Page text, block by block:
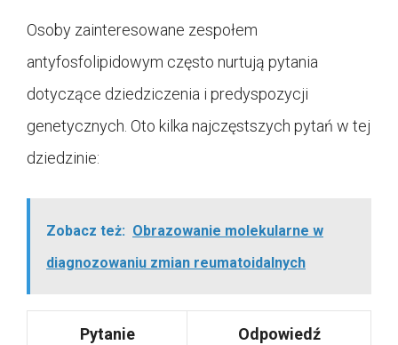
Osoby zainteresowane zespołem
antyfosfolipidowym często nurtują pytania
dotyczące dziedziczenia i predyspozycji
genetycznych. Oto kilka najczęstszych pytań w tej
dziedzinie:
Zobacz też: Obrazowanie molekularne w
diagnozowaniu zmian reumatoidalnych
Pytanie Odpowiedź